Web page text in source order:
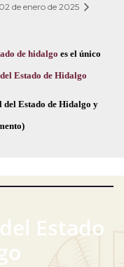
de enero de 2025
de hidalgo es el único
Estado de Hidalgo
Estado de Hidalgo y
Estado